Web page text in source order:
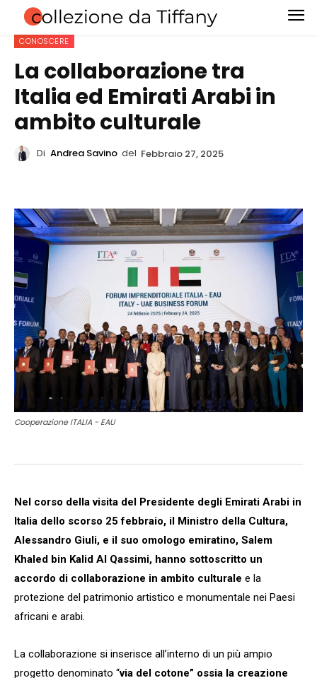
CONOSCERE
La collaborazione tra
Italia ed Emirati Arabi in
ambito culturale
Di Andrea Savino del Febbraio 27, 2025
Cooperazione ITALIA - EAU
Nel corso della visita del Presidente degli Emirati Arabi in
Italia dello scorso 25 febbraio, il Ministro della Cultura,
Alessandro Giuli, e il suo omologo emiratino, Salem
Khaled bin Kalid Al Qassimi, hanno sottoscritto un
accordo di collaborazione in ambito culturale e la
protezione del patrimonio artistico e monumentale nei Paesi
africani e arabi.
La collaborazione si inserisce all’interno di un più ampio
progetto denominato “via del cotone” ossia la creazione